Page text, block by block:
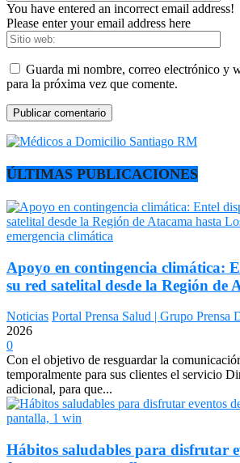
You have entered an incorrect email address!
Please enter your email address here
Guarda mi nombre, correo electrónico y
para la próxima vez que comente.
ÚLTIMAS PUBLICACIONES
Apoyo en contingencia climática:
su red satelital desde la Región de
Noticias Portal Prensa Salud | Grupo Prensa
2026
0
Con el objetivo de resguardar la
temporalmente para sus clientes el servicio
adicional, para que...
Hábitos saludables para disfrutar